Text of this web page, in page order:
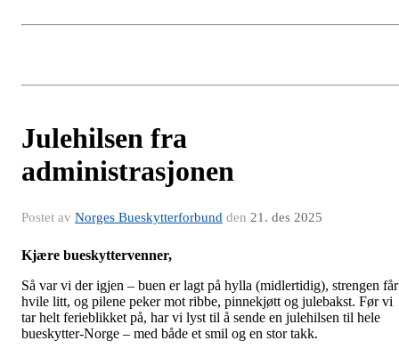
Julehilsen fra
administrasjonen
Postet av Norges Bueskytterforbund den 21. des 2025
Kjære bueskyttervenner,
Så var vi der igjen – buen er lagt på hylla (midlertidig), strengen får
hvile litt, og pilene peker mot ribbe, pinnekjøtt og julebakst. Før vi
tar helt ferieblikket på, har vi lyst til å sende en julehilsen til hele
bueskytter-Norge – med både et smil og en stor takk.